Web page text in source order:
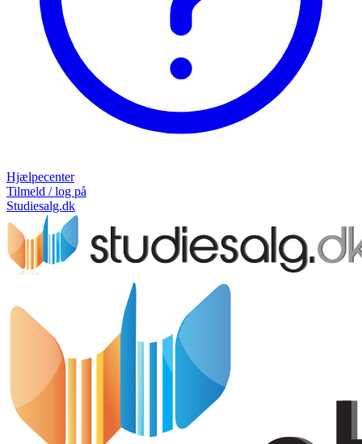
Hjælpecenter
Tilmeld / log på
Studiesalg.dk